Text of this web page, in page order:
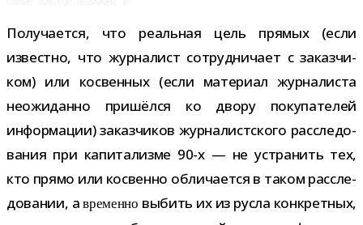
Получается, что реаль­ная цель пря­мых (если
известно, что жур­на­лист сотруд­ни­чает с заказ­чи­
ком) или кос­вен­ных (если мате­риал жур­на­ли­ста
неожи­данно при­шёлся ко двору поку­па­те­лей
инфор­ма­ции) заказ­чи­ков жур­на­лист­ского рас­сле­до­
ва­ния при капи­та­лизме 90-​х — не устра­нить тех,
кто прямо или кос­венно обли­ча­ется в таком рас­сле­
до­ва­нии, авре­менно выбить их из русла кон­крет­ных,